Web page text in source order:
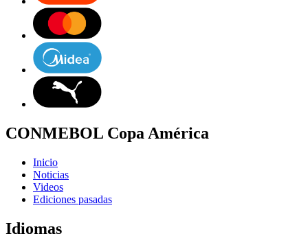
CONMEBOL Copa América
Inicio
Noticias
Videos
Ediciones pasadas
Idiomas